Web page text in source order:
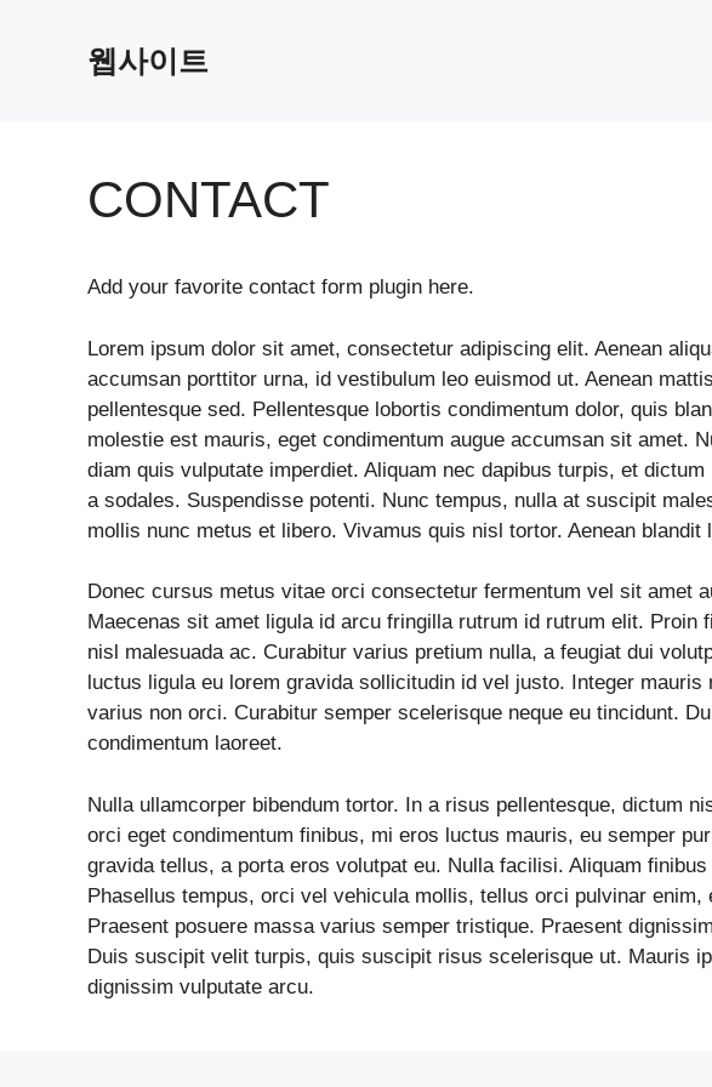
웹사이트
CONTACT
Add your favorite contact form plugin here.
Lorem ipsum dolor sit amet, consectetur adipiscing elit. Aenean
accumsan porttitor urna, id vestibulum leo euismod ut. Aenean
pellentesque sed. Pellentesque lobortis condimentum dolor, quis
molestie est mauris, eget condimentum augue accumsan sit amet.
diam quis vulputate imperdiet. Aliquam nec dapibus turpis, et
a sodales. Suspendisse potenti. Nunc tempus, nulla at suscipit
mollis nunc metus et libero. Vivamus quis nisl tortor. Aenean
Donec cursus metus vitae orci consectetur fermentum vel sit amet
Maecenas sit amet ligula id arcu fringilla rutrum id rutrum elit. Proin
nisl malesuada ac. Curabitur varius pretium nulla, a feugiat dui
luctus ligula eu lorem gravida sollicitudin id vel justo. Integer mauris
varius non orci. Curabitur semper scelerisque neque eu tincidunt.
condimentum laoreet.
Nulla ullamcorper bibendum tortor. In a risus pellentesque, dictum
orci eget condimentum finibus, mi eros luctus mauris, eu semper
gravida tellus, a porta eros volutpat eu. Nulla facilisi. Aliquam
Phasellus tempus, orci vel vehicula mollis, tellus orci pulvinar enim,
Praesent posuere massa varius semper tristique. Praesent
Duis suscipit velit turpis, quis suscipit risus scelerisque ut. Mauris
dignissim vulputate arcu.